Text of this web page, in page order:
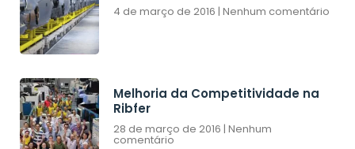
4 de março de 2016 Nenhum comentário
Melhoria da Competitividade na
Ribfer
28 de março de 2016 Nenhum
comentário